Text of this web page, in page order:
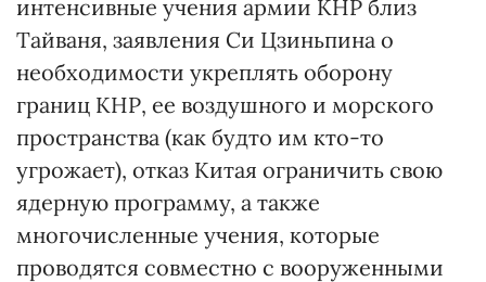
интенсивные учения армии КНР близ
Тайваня, заявления Си Цзиньпина о
необходимости укреплять оборону
границ КНР, ее воздушного и морского
пространства (как будто им кто-то
угрожает), отказ Китая ограничить свою
ядерную программу, а также
многочисленные учения, которые
проводятся совместно с вооруженными